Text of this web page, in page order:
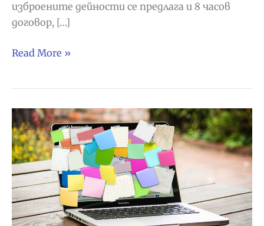
изброените дейности се предлага и 8 часов
договор, […]
Майстори
Read More »